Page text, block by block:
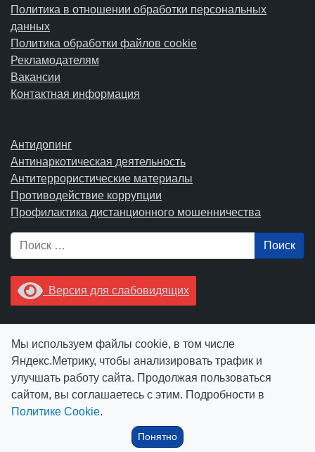
Политика в отношении обработки персональных
данных
Политика обработки файлов cookie
Рекламодателям
Вакансии
Контактная информация
Антидопинг
Антинаркотическая деятельность
Антитеррористические материалы
Противодействие коррупции
Профилактика дистанционного мошенничества
Поиск
Версия для слабовидящих
Ctrl+Enter.
© АУ "ЮграМегаСпорт" 2026
Мы используем файлы cookie, в том числе
Яндекс.Метрику, чтобы анализировать трафик и
улучшать работу сайта. Продолжая пользоваться
сайтом, вы соглашаетесь с этим. Подробности в
Политике Cookie.
Понятно